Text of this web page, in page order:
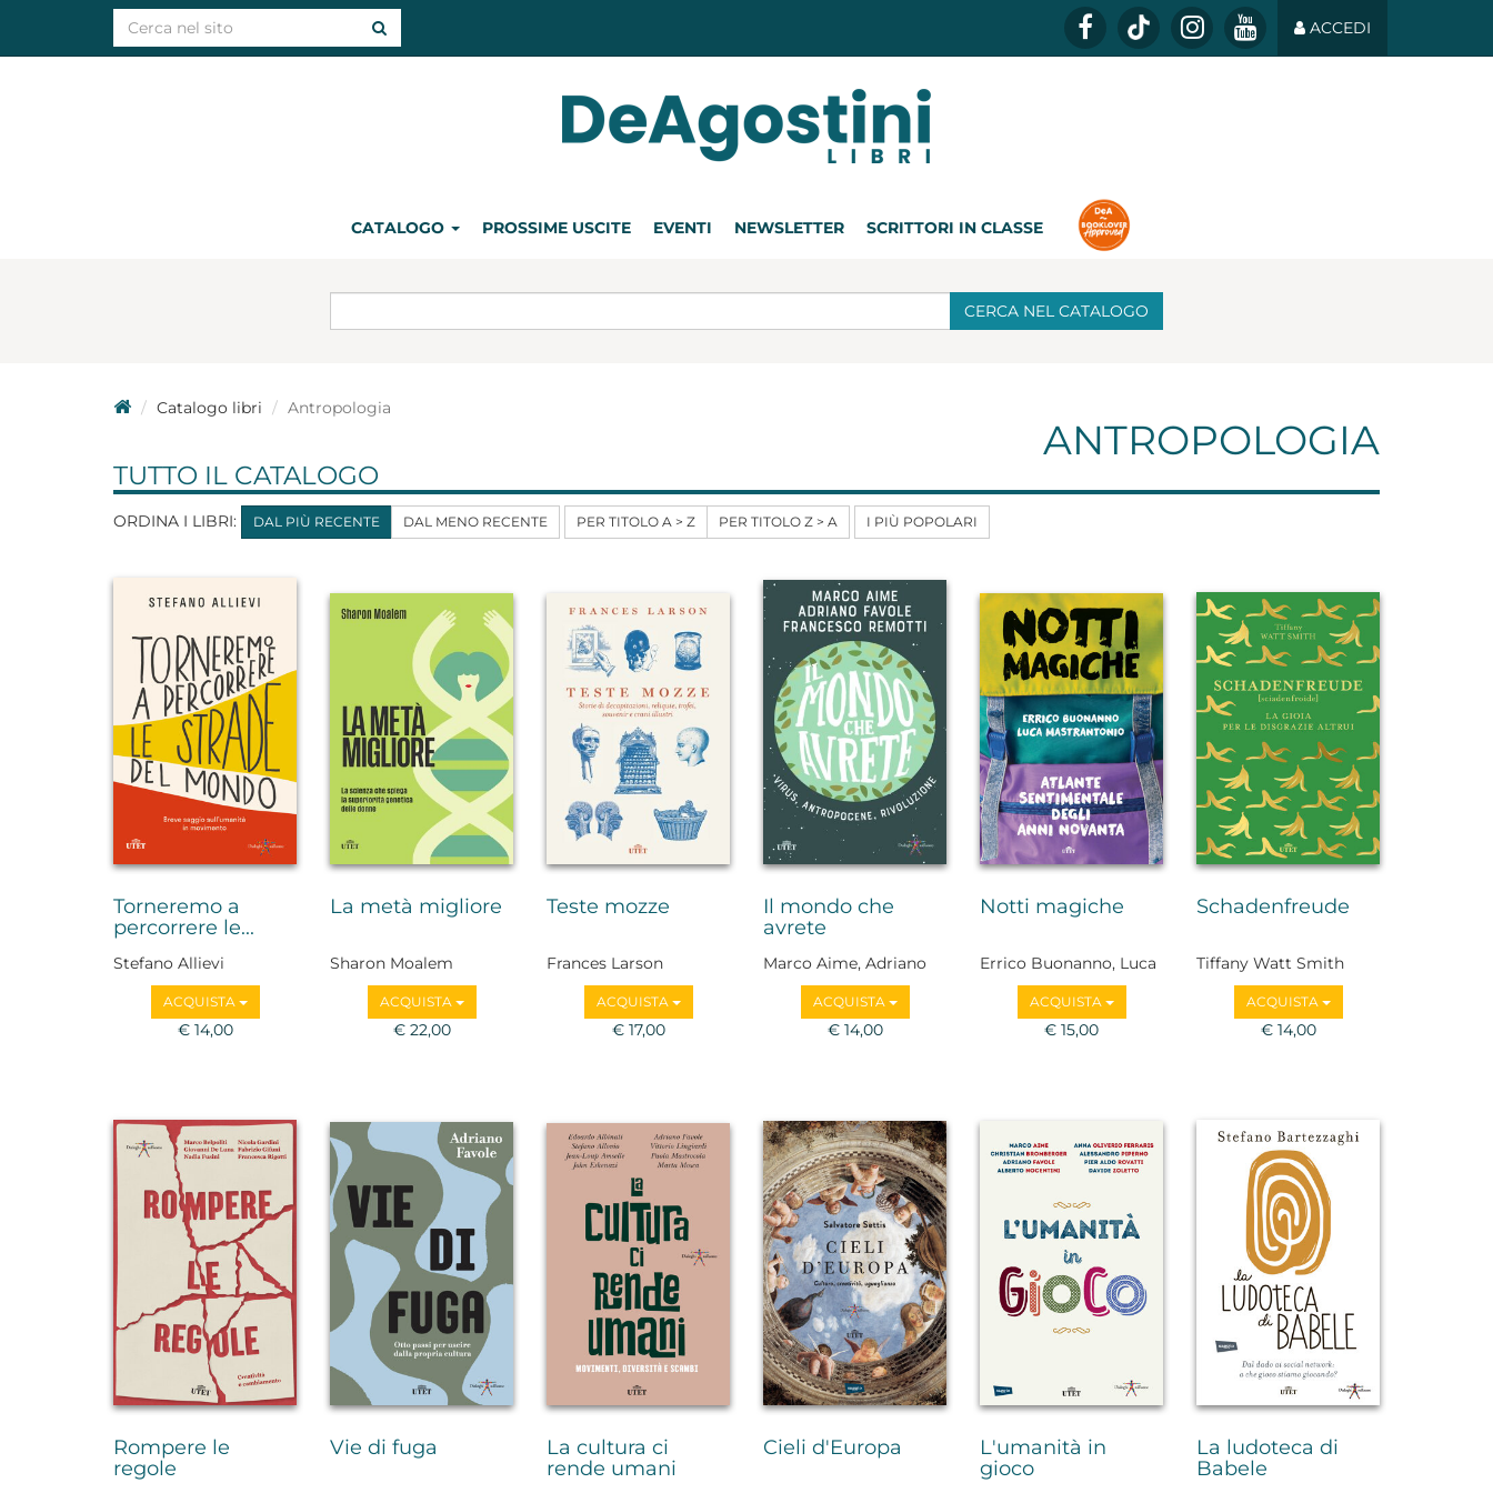
ACCEDI
CATALOGO PROSSIME USCITE EVENTI NEWSLETTER SCRITTORI IN CLASSE
CERCA NEL CATALOGO
Catalogo libri Antropologia
ANTROPOLOGIA
TUTTO IL CATALOGO
ORDINA I LIBRI: DAL PIÙ RECENTE DAL MENO RECENTE PER TITOLO A > Z PER TITOLO Z > A I PIÙ POPOLARI
Torneremo a
percorrere le...
Stefano Allievi
ACQUISTA
€ 14,00
La metà migliore
Sharon Moalem
ACQUISTA
€ 22,00
Teste mozze
Frances Larson
ACQUISTA
€ 17,00
Il mondo che
avrete
Marco Aime, Adriano
Favole, Francesco
RemottiACQUISTA
€ 14,00
Notti magiche
Errico Buonanno, Luca
Mastrantonio
ACQUISTA
€ 15,00
Schadenfreude
Tiffany Watt Smith
ACQUISTA
€ 14,00
Rompere le
regole
Vie di fuga
La cultura ci
rende umani
Cieli d'Europa
L'umanità in
gioco
La ludoteca di
Babele